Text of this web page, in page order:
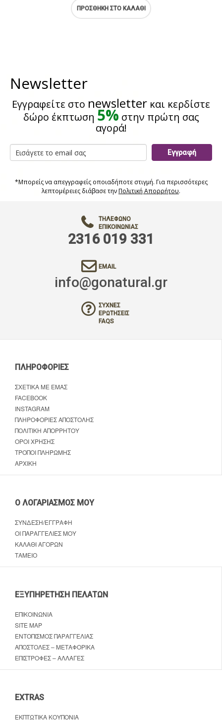
ΠΡΟΣΘΉΚΗ ΣΤΟ ΚΑΛΆΘΙ
Newsletter
Εγγραφείτε στο newsletter και κερδίστε
δώρο έκπτωση 5% στην πρώτη σας
αγορά!
Εγγραφή
*Μπορείς να απεγγραφείς οποιαδήποτε στιγμή. Για περισσότερες
λεπτομέρειες διάβασε τηνΠολιτική Απορρήτου.
ΤΗΛΈΦΩΝΟ
ΕΠΙΚΟΙΝΩΝΊΑΣ
2316 019 331
EMAIL
info@gonatural.gr
ΣΥΧΝΈΣ
ΕΡΩΤΉΣΕΙΣ
FAQS
ΠΛΗΡΟΦΟΡΊΕΣ
ΣΧΕΤΙΚΆ ΜΕ ΕΜΆΣ
FACEBOOK
INSTAGRAM
ΠΛΗΡΟΦΟΡΊΕΣ ΑΠΟΣΤΟΛΉΣ
ΠΟΛΙΤΙΚΉ ΑΠΟΡΡΉΤΟΥ
ΌΡΟΙ ΧΡΉΣΗΣ
ΤΡΌΠΟΙ ΠΛΗΡΩΜΉΣ
ΑΡΧΙΚΉ
Ο ΛΟΓΑΡΙΑΣΜΌΣ ΜΟΥ
ΣΎΝΔΕΣΗ/ΕΓΓΡΑΦΉ
ΟΙ ΠΑΡΑΓΓΕΛΊΕΣ ΜΟΥ
ΚΑΛΆΘΙ ΑΓΟΡΏΝ
ΤΑΜΕΊΟ
ΕΞΥΠΗΡΈΤΗΣΗ ΠΕΛΑΤΏΝ
ΕΠΙΚΟΙΝΩΝΊΑ
SITE MAP
ΕΝΤΟΠΙΣΜΌΣ ΠΑΡΑΓΓΕΛΊΑΣ
ΑΠΟΣΤΟΛΈΣ – ΜΕΤΑΦΟΡΙΚΆ
ΕΠΙΣΤΡΟΦΈΣ – ΑΛΛΑΓΈΣ
EXTRAS
ΕΚΠΤΩΤΙΚΆ ΚΟΥΠΌΝΙΑ